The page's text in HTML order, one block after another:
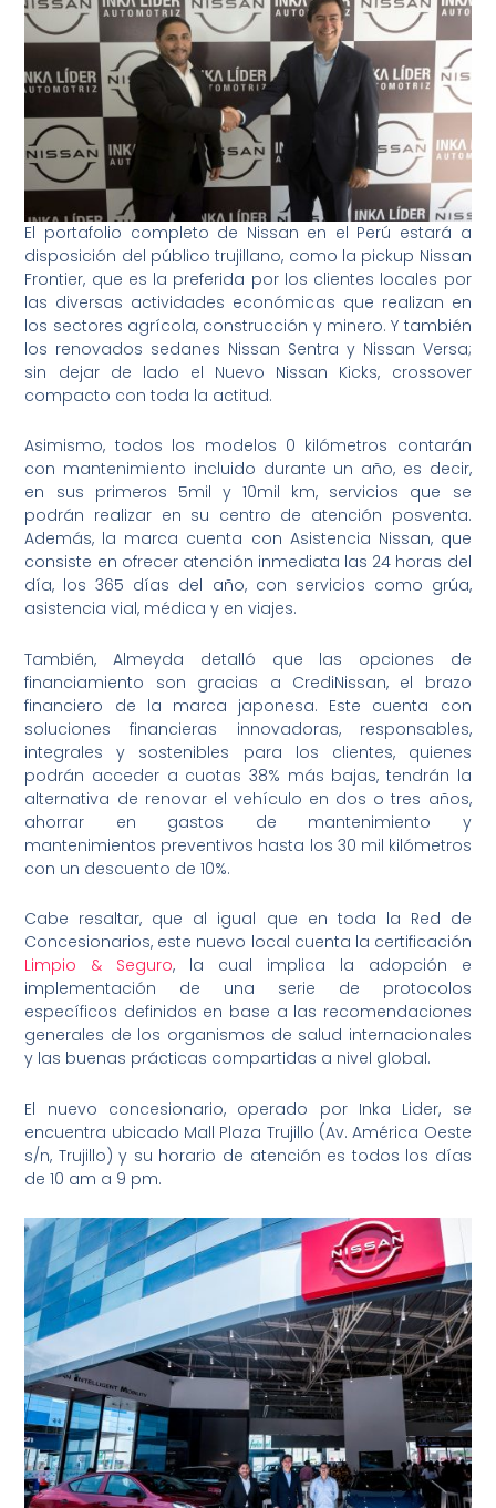
El portafolio completo de Nissan en el Perú estará a
disposición del público trujillano, como la pickup Nissan
Frontier, que es la preferida por los clientes locales por
las diversas actividades económicas que realizan en
los sectores agrícola, construcción y minero. Y también
los renovados sedanes Nissan Sentra y Nissan Versa;
sin dejar de lado el Nuevo Nissan Kicks, crossover
compacto con toda la actitud.
Asimismo, todos los modelos 0 kilómetros contarán
con mantenimiento incluido durante un año, es decir,
en sus primeros 5mil y 10mil km, servicios que se
podrán realizar en su centro de atención posventa.
Además, la marca cuenta con Asistencia Nissan, que
consiste en ofrecer atención inmediata las 24 horas del
día, los 365 días del año, con servicios como grúa,
asistencia vial, médica y en viajes.
También, Almeyda detalló que las opciones de
financiamiento son gracias a CrediNissan, el brazo
financiero de la marca japonesa. Este cuenta con
soluciones financieras innovadoras, responsables,
integrales y sostenibles para los clientes, quienes
podrán acceder a cuotas 38% más bajas, tendrán la
alternativa de renovar el vehículo en dos o tres años,
ahorrar en gastos de mantenimiento y
mantenimientos preventivos hasta los 30 mil kilómetros
con un descuento de 10%.
Cabe resaltar, que al igual que en toda la Red de
Concesionarios, este nuevo local cuenta la certificación
Limpio & Seguro, la cual implica la adopción e
implementación de una serie de protocolos
específicos definidos en base a las recomendaciones
generales de los organismos de salud internacionales
y las buenas prácticas compartidas a nivel global.
El nuevo concesionario, operado por Inka Lider, se
encuentra ubicado Mall Plaza Trujillo (Av. América Oeste
s/n, Trujillo) y su horario de atención es todos los días
de 10 am a 9 pm.